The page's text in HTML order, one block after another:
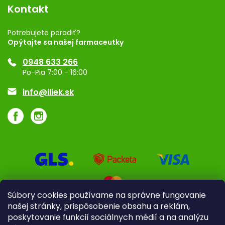
Súbory cookies používame na správne fungovanie
našej stránky, prispôsobenie obsahu a reklám,
poskytovanie funkcií sociálnych médií a na analýzu
Rozhodnutie na prevádzku
Registrácia
Ponuka pre firmy
Značky
Kontakt
Potrebujete poradiť?
Opýtajte sa našej farmaceutky
0948 633 266
Po-Pia 7:00 - 16:00
info@iliek.sk